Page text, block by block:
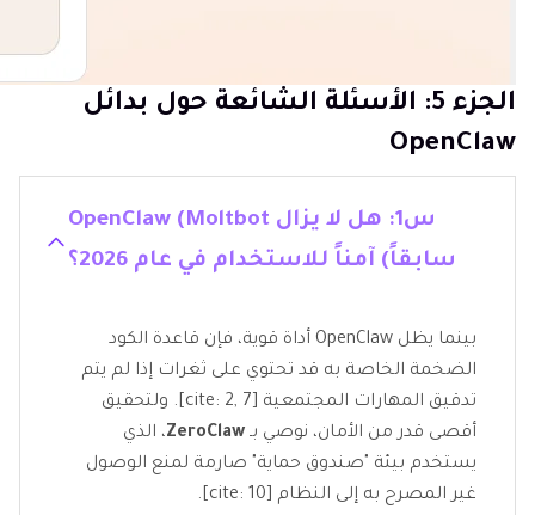
الجزء 5: الأسئلة الشائعة حول بدائل
OpenClaw
س1: هل لا يزال OpenClaw (Moltbot
سابقاً) آمناً للاستخدام في عام 2026؟
بينما يظل OpenClaw أداة قوية، فإن قاعدة الكود
الضخمة الخاصة به قد تحتوي على ثغرات إذا لم يتم
تدقيق المهارات المجتمعية [cite: 2, 7]. ولتحقيق
أقصى قدر من الأمان، نوصي بـ ZeroClaw، الذي
يستخدم بيئة "صندوق حماية" صارمة لمنع الوصول
غير المصرح به إلى النظام [cite: 10].